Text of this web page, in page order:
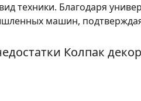
техники. Благодаря
машин,
Колпак